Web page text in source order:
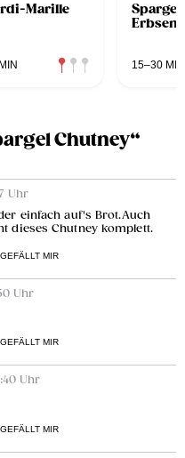
Marille
15–30 MIN
Chutney“
Uhr
einfach auf's Brot.Auch
dieses Chutney komplett.
GEFÄLLT MIR
Uhr
GEFÄLLT MIR
Uhr
GEFÄLLT MIR